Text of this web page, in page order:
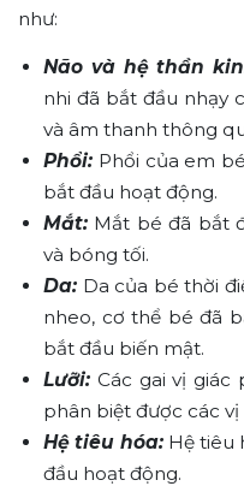
như:
Não và hệ thần
nhi đã bắt đầu nhạy
và âm thanh thông
Phổi: Phổi của em
bắt đầu hoạt động.
Mắt: Mắt bé đã bắt
và bóng tối.
Da: Da của bé thời
nheo, cơ thể bé đã
bắt đầu biến mật.
Lưỡi: Các gai vị
phân biệt được các vị
Hệ tiêu hóa:Hệ tiêu
đầu hoạt động.